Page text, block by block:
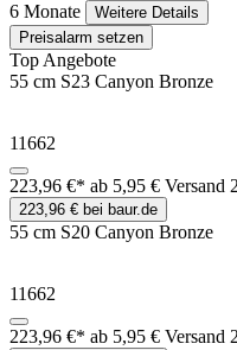
6 Monate
Weitere Details
Preisalarm setzen
Top Angebote
55 cm S23 Canyon Bronze
11662
223,96 €* ab 5,95 € Versand
223,96 € bei baur.de
55 cm S20 Canyon Bronze
11662
223,96 €* ab 5,95 € Versand